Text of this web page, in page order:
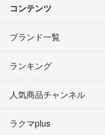
コンテンツ
ブランド一覧
ランキング
人気商品チャンネル
ラクマplus